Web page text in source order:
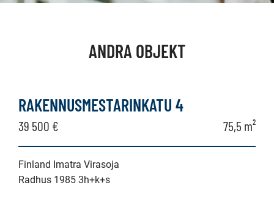
ANDRA OBJEKT
RAKENNUSMESTARINKATU 4
39 500 € 75,5 m²
Finland Imatra Virasoja
Radhus 1985 3h+k+s